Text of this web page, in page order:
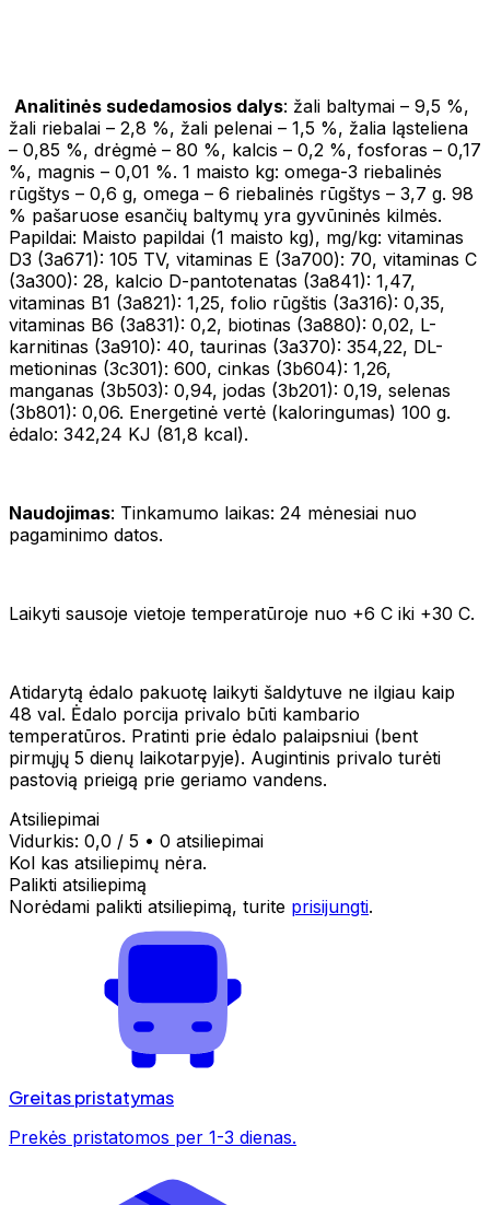
Analitinės sudedamosios dalys: žali baltymai – 9,5 %,
žali riebalai – 2,8 %, žali pelenai – 1,5 %, žalia ląsteliena
– 0,85 %, drėgmė – 80 %, kalcis – 0,2 %, fosforas – 0,17
%, magnis – 0,01 %. 1 maisto kg: omega-3 riebalinės
rūgštys – 0,6 g, omega – 6 riebalinės rūgštys – 3,7 g. 98
% pašaruose esančių baltymų yra gyvūninės kilmės.
Papildai: Maisto papildai (1 maisto kg), mg/kg: vitaminas
D3 (3a671): 105 TV, vitaminas Е (3a700): 70, vitaminas C
(3a300): 28, kalcio D-pantotenatas (3a841): 1,47,
vitaminas В1 (3а821): 1,25, folio rūgštis (3a316): 0,35,
vitaminas B6 (3a831): 0,2, biotinas (3a880): 0,02, L-
karnitinas (3a910): 40, taurinas (3a370): 354,22, DL-
metioninas (3с301): 600, cinkas (3b604): 1,26,
manganas (3b503): 0,94, jodas (3b201): 0,19, selenas
(3b801): 0,06. Energetinė vertė (kaloringumas) 100 g.
ėdalo: 342,24 KJ (81,8 kcal).
Naudojimas: Tinkamumo laikas: 24 mėnesiai nuo
pagaminimo datos.
Laikyti sausoje vietoje temperatūroje nuo +6 С iki +30 С.
Atidarytą ėdalo pakuotę laikyti šaldytuve ne ilgiau kaip
48 val. Ėdalo porcija privalo būti kambario
temperatūros. Pratinti prie ėdalo palaipsniui (bent
pirmųjų 5 dienų laikotarpyje). Augintinis privalo turėti
pastovią prieigą prie geriamo vandens.
Atsiliepimai
Vidurkis: 0,0 / 5 • 0 atsiliepimai
Kol kas atsiliepimų nėra.
Palikti atsiliepimą
Norėdami palikti atsiliepimą, turite prisijungti.
Greitas pristatymas
Prekės pristatomos per 1-3 dienas.